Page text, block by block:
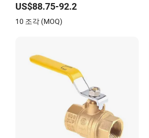
US$88.75-92.2
10 조각 (MOQ)